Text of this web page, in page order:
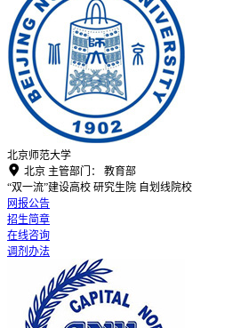
北京师范大学
 北京 主管部门：
教育部
“双一流”建设高校 研究生院 自划线院校
网报公告
招生简章
在线咨询
调剂办法